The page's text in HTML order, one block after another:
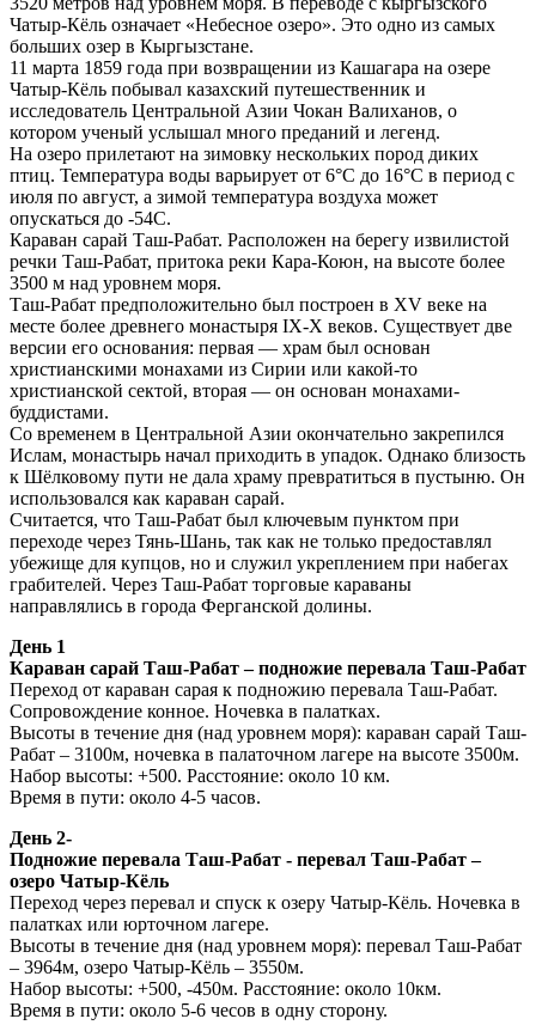
Чатыр-Кёль означает «Небесное озеро». Это одно из самых
больших озер в Кыргызстане.
11 марта 1859 года при возвращении из Кашагара на озере
Чатыр-Кёль побывал казахский путешественник и
исследователь Центральной Азии Чокан Валиханов, о
котором ученый услышал много преданий и легенд.
На озеро прилетают на зимовку нескольких пород диких
птиц. Температура воды варьирует от 6°C до 16°C в период с
июля по август, а зимой температура воздуха может
опускаться до -54С.
Караван сарай Таш-Рабат. Расположен на берегу извилистой
речки Таш-Рабат, притока реки Кара-Коюн, на высоте более
3500 м над уровнем моря.
Таш-Рабат предположительно был построен в XV веке на
месте более древнего монастыря IX-X веков. Существует две
версии его основания: первая — храм был основан
христианскими монахами из Сирии или какой-то
христианской сектой, вторая — он основан монахами-
буддистами.
Со временем в Центральной Азии окончательно закрепился
Ислам, монастырь начал приходить в упадок. Однако близость
к Шёлковому пути не дала храму превратиться в пустыню. Он
использовался как караван сарай.
Считается, что Таш-Рабат был ключевым пунктом при
переходе через Тянь-Шань, так как не только предоставлял
убежище для купцов, но и служил укреплением при набегах
грабителей. Через Таш-Рабат торговые караваны
направлялись в города Ферганской долины.
День 1
Караван сарай Таш-Рабат – подножие перевала Таш-Рабат
Переход от караван сарая к подножию перевала Таш-Рабат.
Сопровождение конное. Ночевка в палатках.
Высоты в течение дня (над уровнем моря): караван сарай Таш-
Рабат – 3100м, ночевка в палаточном лагере на высоте 3500м.
Набор высоты: +500. Расстояние: около 10 км.
Время в пути: около 4-5 часов.
День 2-
Подножие перевала Таш-Рабат - перевал Таш-Рабат –
озеро Чатыр-Кёль
Переход через перевал и спуск к озеру Чатыр-Кёль. Ночевка в
палатках или юрточном лагере.
Высоты в течение дня (над уровнем моря): перевал Таш-Рабат
– 3964м, озеро Чатыр-Кёль – 3550м.
Набор высоты: +500, -450м. Расстояние: около 10км.
Время в пути: около 5-6 чесов в одну сторону.